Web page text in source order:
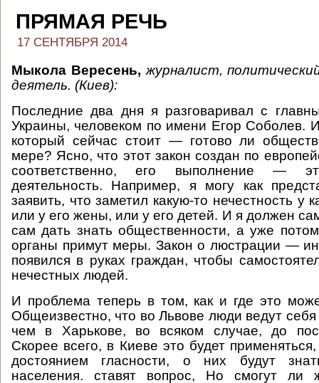
ПРЯМАЯ РЕЧЬ
17 СЕНТЯБРЯ 2014
Мыкола Вересень, журналист,
деятель. (Киев):
Последние два дня я разговаривал с
Украины, человеком по имени Егор Соболев.
который сейчас стоит — готово ли
мере? Ясно, что этот закон создан по
соответственно, его выполнение —
деятельность. Например, я могу как
заявить, что заметил какую-то нечестность у
или у его жены, или у его детей. И я должен
сам дать знать общественности, а уже
органы примут меры. Закон о люстрации —
появился в руках граждан, чтобы
нечестных людей.
И проблема теперь в том, как и где это
Общеизвестно, что во Львове люди ведут себя
чем в Харькове, во всяком случае, до
Скорее всего, в Киеве это будет
достоянием гласности, о них будут
населения. ставят вопрос, Но смогут ли